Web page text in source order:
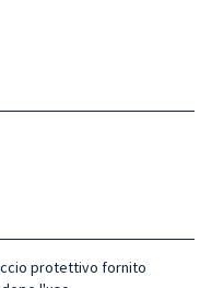
protettivo fornito